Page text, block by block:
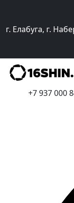
г. Елабуга, г.
+7 937 000